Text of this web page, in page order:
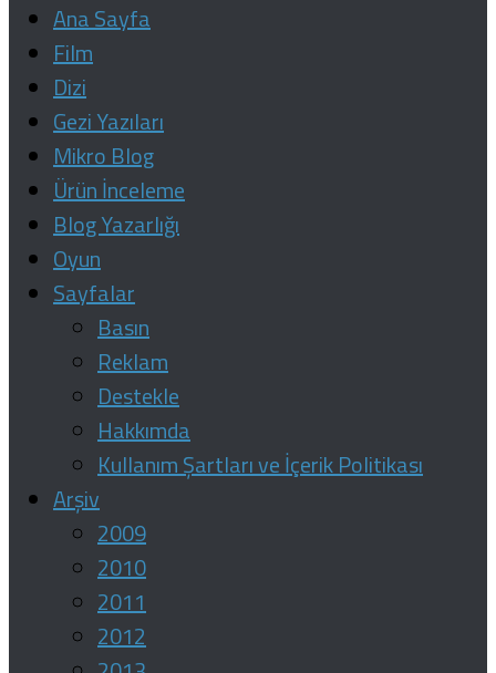
Ana Sayfa
Film
Dizi
Gezi Yazıları
Mikro Blog
Ürün İnceleme
Blog Yazarlığı
Oyun
Sayfalar
Basın
Reklam
Destekle
Hakkımda
Kullanım Şartları ve İçerik Politikası
Arşiv
2009
2010
2011
2012